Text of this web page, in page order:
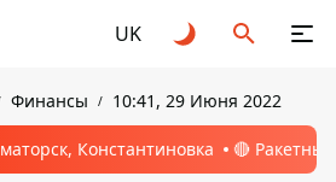
UK
Финансы 10:41, 29 Июня 2022
Константиновка 🔴